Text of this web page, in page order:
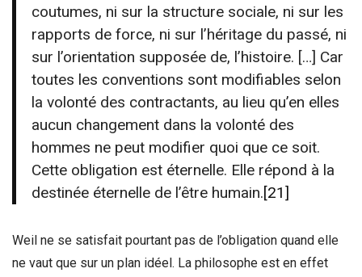
coutumes, ni sur la structure sociale, ni sur les
rapports de force, ni sur l’héritage du passé, ni
sur l’orientation supposée de, l’histoire. […] Car
toutes les conventions sont modifiables selon
la volonté des contractants, au lieu qu’en elles
aucun changement dans la volonté des
hommes ne peut modifier quoi que ce soit.
Cette obligation est éternelle. Elle répond à la
destinée éternelle de l’être humain.[21]
Weil ne se satisfait pourtant pas de l’obligation quand elle
ne vaut que sur un plan idéel. La philosophe est en effet